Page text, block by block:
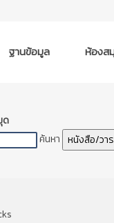
ฐานข้อมูล ห้องส
ด
ค้นหา หนังสือ/วา